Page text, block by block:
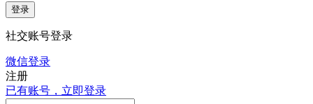
登录
社交账号登录
微信登录
注册
已有账号，立即登录